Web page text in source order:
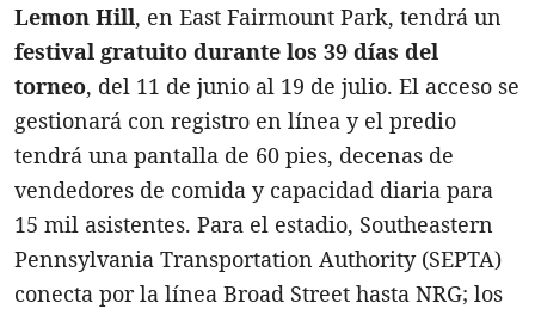
Lemon Hill, en East Fairmount Park, tendrá un
festival gratuito durante los 39 días del
torneo, del 11 de junio al 19 de julio. El acceso se
gestionará con registro en línea y el predio
tendrá una pantalla de 60 pies, decenas de
vendedores de comida y capacidad diaria para
15 mil asistentes. Para el estadio, Southeastern
Pennsylvania Transportation Authority (SEPTA)
conecta por la línea Broad Street hasta NRG; los